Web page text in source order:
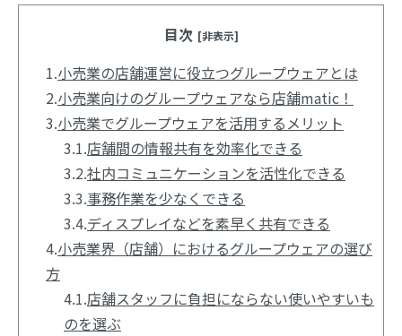
目次 [非表示]
1.小売業の店舗運営に役立つグループウェアとは
2.小売業向けのグループウェアなら店舗matic！
3.小売業でグループウェアを活用するメリット
3.1.店舗間の情報共有を効率化できる
3.2.社内コミュニケーションを活性化できる
3.3.事務作業を少なくできる
3.4.ディスプレイなどを素早く共有できる
4.小売業界（店舗）におけるグループウェアの選び
方
4.1.店舗スタッフに負担にならない使いやすいも
のを選ぶ